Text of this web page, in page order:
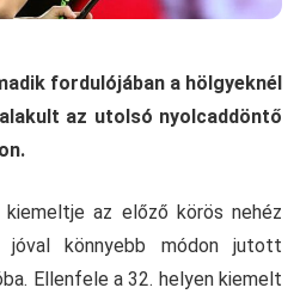
fordulójában a hölgyeknél
az utolsó nyolcaddöntő
az előző körös nehéz
könnyebb módon jutott
Ellenfele a 32. helyen kiemelt